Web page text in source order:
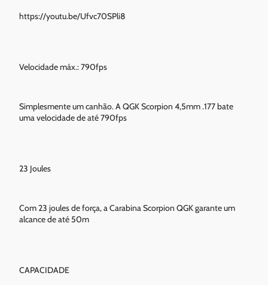
https://youtu.be/Ufvc70SPli8
Velocidade máx.: 790fps
Simplesmente um canhão. A QGK Scorpion 4,5mm .177 bate
uma velocidade de até 790fps
23 Joules
Com 23 joules de força, a Carabina Scorpion QGK garante um
alcance de até 50m
CAPACIDADE